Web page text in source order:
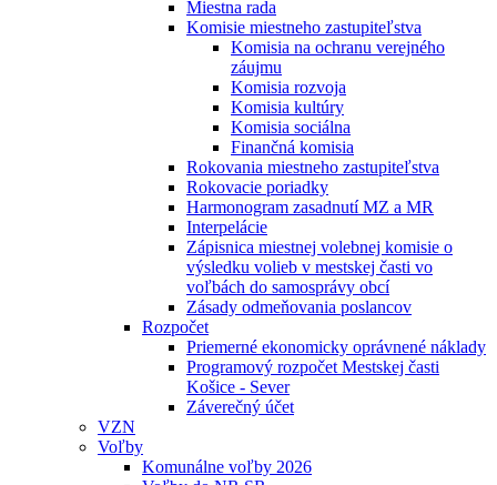
Miestna rada
Komisie miestneho zastupiteľstva
Komisia na ochranu verejného
záujmu
Komisia rozvoja
Komisia kultúry
Komisia sociálna
Finančná komisia
Rokovania miestneho zastupiteľstva
Rokovacie poriadky
Harmonogram zasadnutí MZ a MR
Interpelácie
Zápisnica miestnej volebnej komisie o
výsledku volieb v mestskej časti vo
voľbách do samosprávy obcí
Zásady odmeňovania poslancov
Rozpočet
Priemerné ekonomicky oprávnené náklady
Programový rozpočet Mestskej časti
Košice - Sever
Záverečný účet
VZN
Voľby
Komunálne voľby 2026